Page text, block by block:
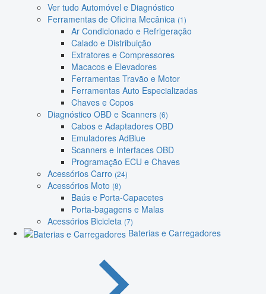
Ver tudo Automóvel e Diagnóstico
Ferramentas de Oficina Mecânica (1)
Ar Condicionado e Refrigeração
Calado e Distribuição
Extratores e Compressores
Macacos e Elevadores
Ferramentas Travão e Motor
Ferramentas Auto Especializadas
Chaves e Copos
Diagnóstico OBD e Scanners (6)
Cabos e Adaptadores OBD
Emuladores AdBlue
Scanners e Interfaces OBD
Programação ECU e Chaves
Acessórios Carro (24)
Acessórios Moto (8)
Baús e Porta-Capacetes
Porta-bagagens e Malas
Acessórios Bicicleta (7)
Baterias e Carregadores